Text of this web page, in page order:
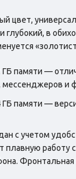
цвет,
глубокий, в
ГБ памяти —
мессенджеров и
ГБ памяти —
с учетом
плавную работу
Фронтальная